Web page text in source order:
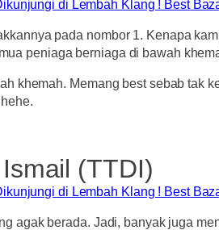
pada nombor 1. Kenapa
peniaga berniaga di bawah
khemah. Memang best sebab
(TTDI)
agak berada. Jadi, banyak juga